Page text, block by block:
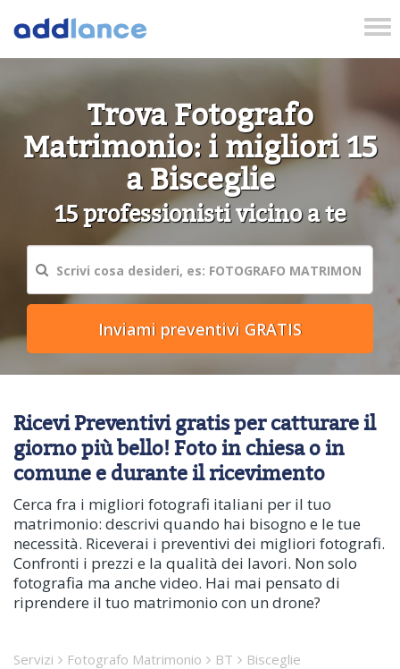
Trova Fotografo
Matrimonio: i migliori 15
a Bisceglie
15 professionisti vicino a te
Ricevi Preventivi gratis per catturare il
giorno più bello! Foto in chiesa o in
comune e durante il ricevimento
Cerca fra i migliori fotografi italiani per il tuo
matrimonio: descrivi quando hai bisogno e le tue
necessità. Riceverai i preventivi dei migliori fotografi.
Confronti i prezzi e la qualità dei lavori. Non solo
fotografia ma anche video. Hai mai pensato di
riprendere il tuo matrimonio con un drone?
Servizi Fotografo Matrimonio BT Bisceglie